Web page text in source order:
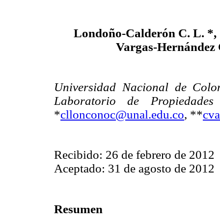
Londoño-Calderón C. L. *,
Vargas-
Universidad Nacional de
Laboratorio de
*cllonconoc@unal.edu.co, **
Recibido: 26 de febrero de 2012
Aceptado: 31 de agosto de 2012
Resumen